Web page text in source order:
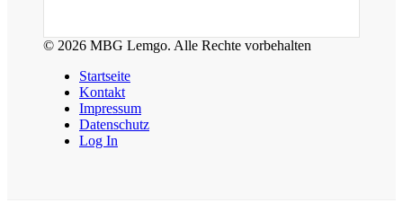
© 2026 MBG Lemgo. Alle Rechte vorbehalten
Startseite
Kontakt
Impressum
Datenschutz
Log In